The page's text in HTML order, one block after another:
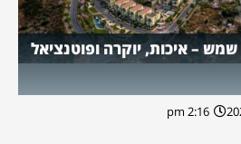
– איכות, יוקרה ופוטנציאל
2:16 pm